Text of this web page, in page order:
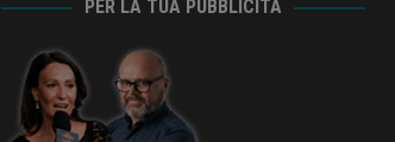
PER LA TUA PUBBLICITÀ